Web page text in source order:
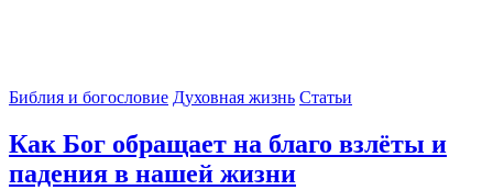
Библия и богословие Духовная жизнь Статьи
Как Бог обращает на благо взлёты и
падения в нашей жизни